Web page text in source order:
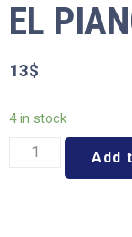
EL
13$
4 in stock
Add